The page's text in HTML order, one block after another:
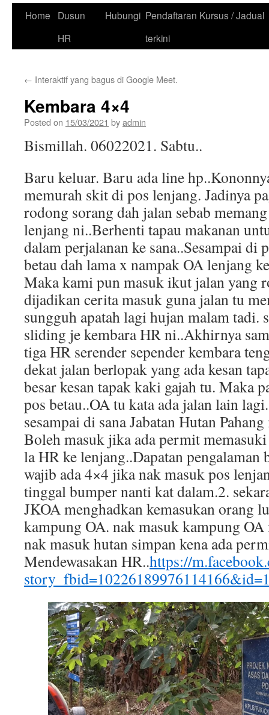
Skip
Home
Dusun
HR
Hubungi Pendaftaran Kursus / Jadual
terkini
← Interaktif yang bagus di Google Meet.
Kembara 4×4
Posted on 15/03/2021 byadmin
Bismillah. 06022021. Sabtu..
Baru keluar. Baru ada line
memurah skit di pos lenjang. Jadinya
rodong sorang dah jalan sebab
lenjang ni..Berhenti tapau makanan
dalam perjalanan ke sana..Sesampai di
betau dah lama x nampak OA lenjang
Maka kami pun masuk ikut jalan yang
dijadikan cerita masuk guna jalan tu
sungguh apatah lagi hujan malam tadi.
sliding je kembara HR ni..Akhirnya
tiga HR serender sepender kembara
dekat jalan berlopak yang ada kesan
besar kesan tapak kaki gajah tu. Maka
pos betau..OA tu kata ada jalan lain
sesampai di sana Jabatan Hutan
Boleh masuk jika ada permit
la HR ke lenjang..Dapatan pengalaman
wajib ada 4×4 jika nak masuk pos
tinggal bumper nanti kat dalam.2.
JKOA menghadkan kemasukan orang
kampung OA. nak masuk kampung
nak masuk hutan simpan kena ada
Mendewasakan HR..https://